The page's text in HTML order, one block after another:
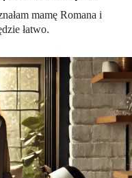
mamę Romana i
łatwo.